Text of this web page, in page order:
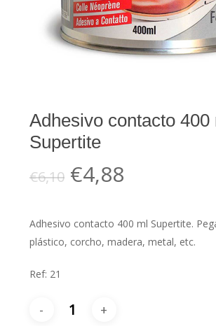
Adhesivo contacto 400
Supertite
€6,10 El
precio
original
era:
€4,88El
actual
es:
Adhesivo contacto 400 ml Supertite.
plástico, corcho, madera, metal, etc.
Ref: 21